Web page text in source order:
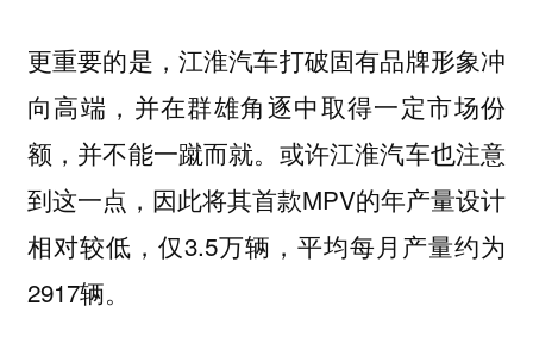
更重要的是，江淮汽车打破固有品牌形象冲
向高端，并在群雄角逐中取得一定市场份
额，并不能一蹴而就。或许江淮汽车也注意
到这一点，因此将其首款MPV的年产量设计
相对较低，仅3.5万辆，平均每月产量约为
2917辆。